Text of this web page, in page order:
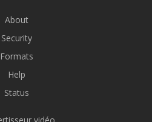
About
Security
Formats
Help
Status